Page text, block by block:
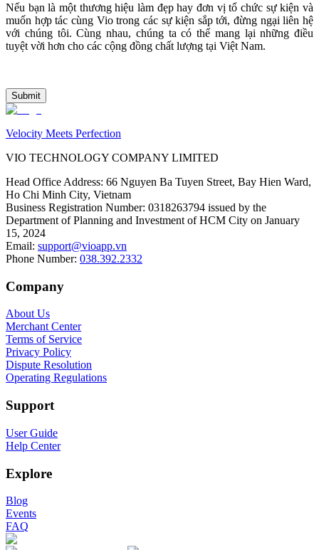
Nếu bạn là một thương hiệu làm đẹp hay đơn vị tổ chức sự kiện và
muốn hợp tác cùng Vio trong các sự kiện sắp tới, đừng ngại liên hệ
với chúng tôi. Cùng nhau, chúng ta có thể mang lại những điều
tuyệt vời hơn cho các cộng đồng chất lượng tại Việt Nam.
Submit
Velocity Meets Perfection
VIO TECHNOLOGY COMPANY LIMITED
Head Office Address: 66 Nguyen Ba Tuyen Street, Bay Hien Ward,
Ho Chi Minh City, Vietnam
Business Registration Number: 0318263794 issued by the
Department of Planning and Investment of HCM City on January
15, 2024
Email: support@vioapp.vn
Phone Number: 038.392.2332
Company
About Us
Merchant Center
Terms of Service
Privacy Policy
Dispute Resolution
Operating Regulations
Support
User Guide
Help Center
Explore
Blog
Events
FAQ